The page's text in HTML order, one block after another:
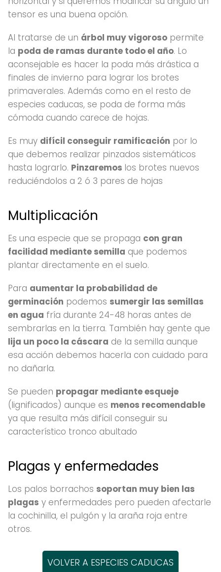
tensor es una buena opción.
Al tratarse de un árbol muy vigoroso permite
la poda de ramas durante todo el año. Lo
aconsejable es hacer la poda más drástica a
finales de invierno para lograr los brotes
primaverales. Además como en el resto de
especies caducas, se poda de forma más
cómoda cuando carece de hojas.
Es muy difícil conseguir ramificación por lo
que debemos realizar pinzados sistemáticos
hasta lograrlo. Pinzaremos los brotes nuevos
reduciéndolos a 2 ó 3 pares de hojas
Multiplicación
Es una especie que se propaga con gran
facilidad mediante semilla que podemos
plantar directamente en el suelo.
Para aumentar la probabilidad de
germinación podemos sumergir las semillas
en agua fría durante 24-48 horas antes de
sembrarlas en la tierra. También hay gente que
lija un poco la cáscara de la semilla aunque
esa acción debemos hacerla con cuidado para
no dañarla.
Se pueden propagar mediante esqueje
(lignificados) aunque es menos recomendable
ya que resulta más difícil conseguir su
característico tronco abultado
Plagas y enfermedades
Los palos borrachos soportan muy bien las
plagas y enfermedades pero pueden afectarle
la cochinilla, el pulgón y la araña roja entre
otros.
VOLVER A ESPECIES CADUCAS